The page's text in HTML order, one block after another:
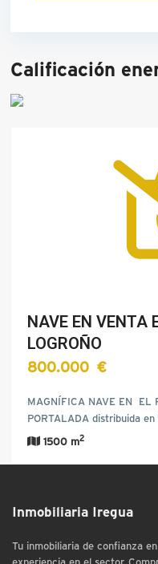
Calificación
NAVE EN VENTA
LOGROÑO
800.000 €
MAGNÍFICA NAVE EN EL
PORTALADA distribuida
la… 1500 m2
Inmobiliaria Iregua
Tu inmobiliaria de confianza